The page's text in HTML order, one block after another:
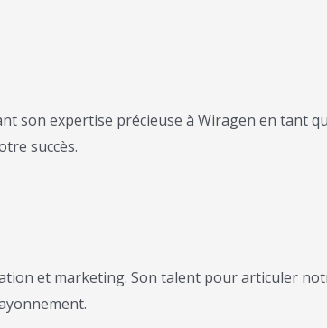
son expertise précieuse à Wiragen en tant
succès.
et marketing. Son talent pour articuler